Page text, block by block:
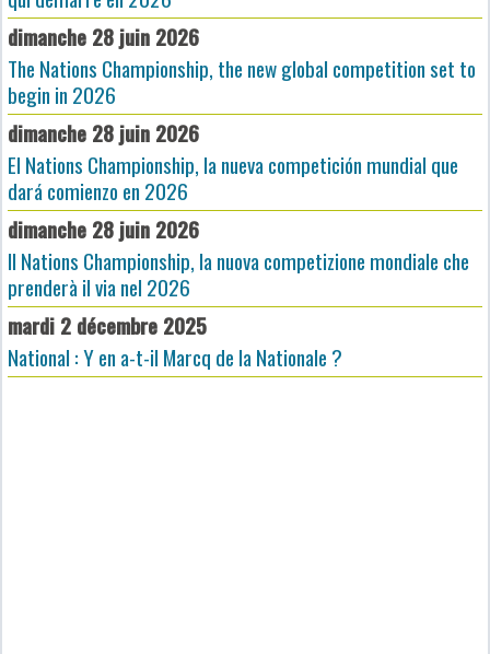
dimanche 28 juin 2026
The Nations Championship, the new global competition set to
begin in 2026
dimanche 28 juin 2026
El Nations Championship, la nueva competición mundial que
dará comienzo en 2026
dimanche 28 juin 2026
Il Nations Championship, la nuova competizione mondiale che
prenderà il via nel 2026
mardi 2 décembre 2025
National : Y en a-t-il Marcq de la Nationale ?